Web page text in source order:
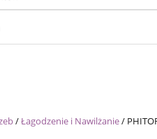
/Łagodzenie i Nawilżanie/